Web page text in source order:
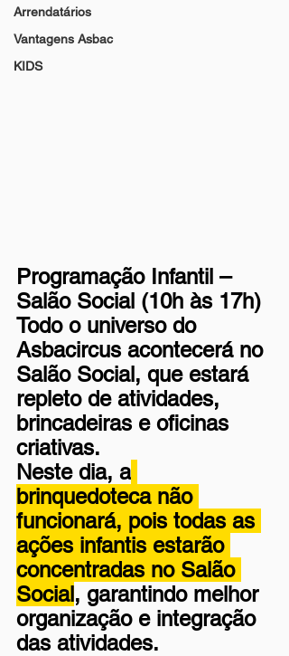
Arrendatários
Vantagens Asbac
KIDS
Programação Infantil –
Salão Social (10h às 17h)
Todo o universo do
Asbacircus acontecerá no
Salão Social, que estará
repleto de atividades,
brincadeiras e oficinas
criativas.
Neste dia, a
brinquedoteca não
funcionará, pois todas as
ações infantis estarão
concentradas no Salão
Social , garantindo melhor
organização e integração
das atividades.